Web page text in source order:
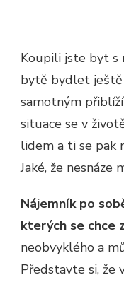
Koupili jste byt s
bytě bydlet ještě
samotným
situace se v
lidem a ti se pak
Jaké, že nesnáze
Nájemník po
kterých se chce
neobvyklého a
Představte si, že